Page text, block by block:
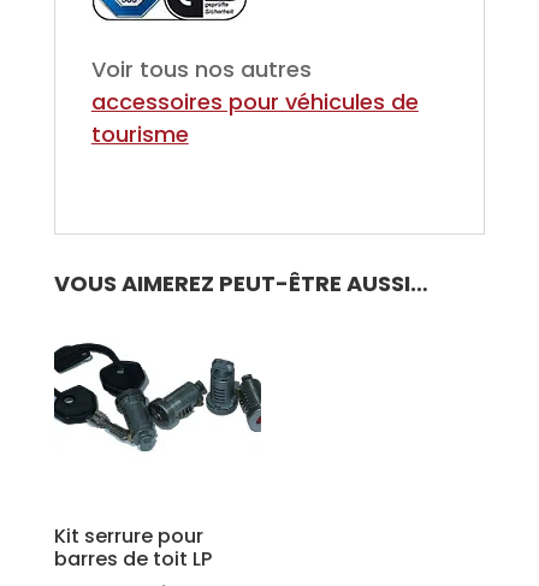
Voir tous nos autres
accessoires pour véhicules de
tourisme
VOUS AIMEREZ PEUT-ÊTRE AUSSI…
Kit serrure pour
barres de toit LP